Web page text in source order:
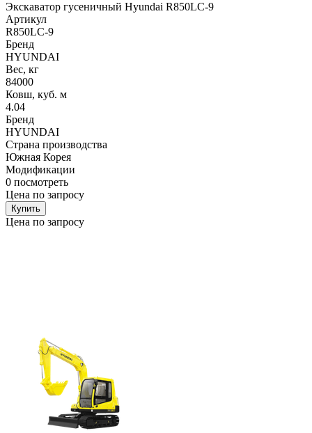
Экскаватор гусеничный Hyundai R850LC-9
Артикул
R850LC-9
Бренд
HYUNDAI
Вес, кг
84000
Ковш, куб. м
4.04
Бренд
HYUNDAI
Страна производства
Южная Корея
Модификации
0 посмотреть
Цена по запросу
Купить
Цена по запросу